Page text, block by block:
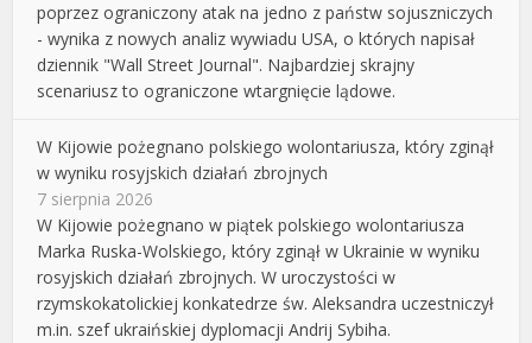
poprzez ograniczony atak na jedno z państw sojuszniczych
- wynika z nowych analiz wywiadu USA, o których napisał
dziennik "Wall Street Journal". Najbardziej skrajny
scenariusz to ograniczone wtargnięcie lądowe.
W Kijowie pożegnano polskiego wolontariusza, który zginął
w wyniku rosyjskich działań zbrojnych
7 sierpnia 2026
W Kijowie pożegnano w piątek polskiego wolontariusza
Marka Ruska-Wolskiego, który zginął w Ukrainie w wyniku
rosyjskich działań zbrojnych. W uroczystości w
rzymskokatolickiej konkatedrze św. Aleksandra uczestniczył
m.in. szef ukraińskiej dyplomacji Andrij Sybiha.